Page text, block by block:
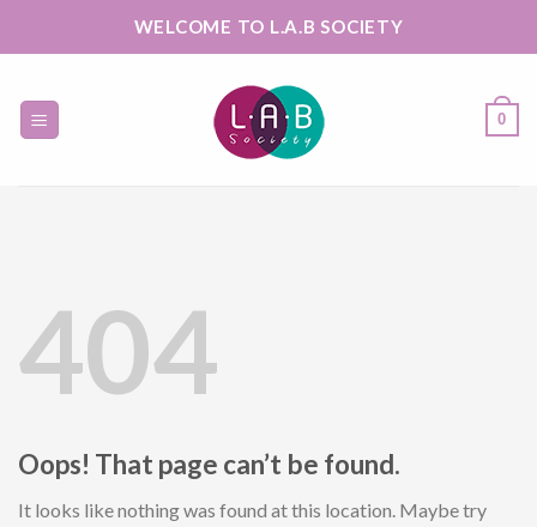
WELCOME TO L.A.B SOCIETY
0
404
Oops! That page can’t be found.
It looks like nothing was found at this location. Maybe try